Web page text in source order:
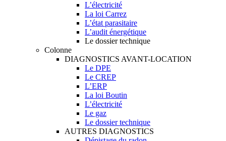
L’électricité
La loi Carrez
L’état parasitaire
L’audit énergétique
Le dossier technique
Colonne
DIAGNOSTICS AVANT-LOCATION
Le DPE
Le CREP
L’ERP
La loi Boutin
L’électricité
Le gaz
Le dossier technique
AUTRES DIAGNOSTICS